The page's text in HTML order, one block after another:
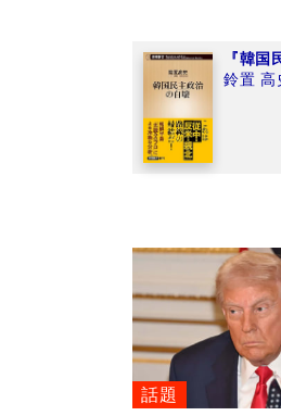
『韓国
鈴置 高
話題